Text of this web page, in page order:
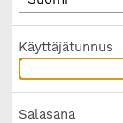
Käyttäjätunnus
Salasana